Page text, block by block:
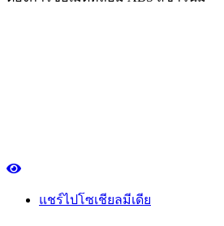
แชร์ไปโซเชียลมีเดีย